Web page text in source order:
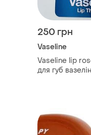
250 грн
Vaseline
Vaseline lip
для губ вазелін